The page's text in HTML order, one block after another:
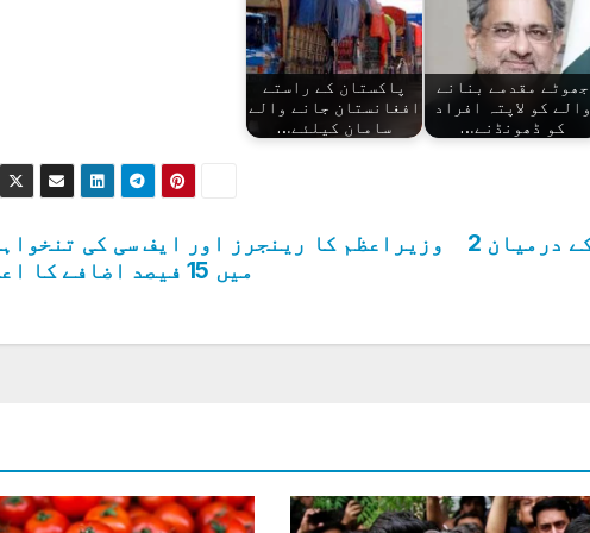
جھوٹے مقدمے بنانے
والے کو لاپتہ افراد
کو ڈھونڈنے…
پاکستان کے راستے
افغانستان جانے والے
سامان کیلئے…
وزیراعظم کا رینجرز اور ایف سی کی
میں 15 فیصد اضافے کا اعلان
شہباز شریف اور چوہدری برادران کے درمیان 2